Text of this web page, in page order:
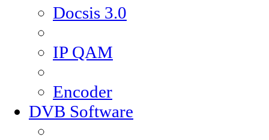
Docsis 3.0
IP QAM
Encoder
DVB Software